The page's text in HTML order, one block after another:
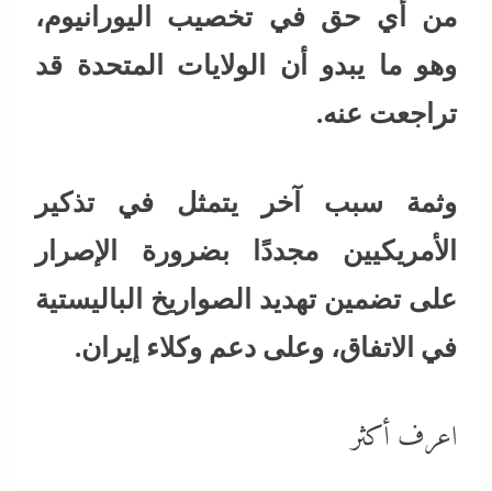
من أي حق في تخصيب اليورانيوم،
وهو ما يبدو أن الولايات المتحدة قد
تراجعت عنه.
وثمة سبب آخر يتمثل في تذكير
الأمريكيين مجددًا بضرورة الإصرار
على تضمين تهديد الصواريخ الباليستية
في الاتفاق، وعلى دعم وكلاء إيران.
اعرف أكثر